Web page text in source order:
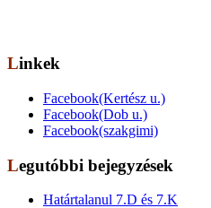
Linkek
Facebook(Kertész u.)
Facebook(Dob u.)
Facebook(szakgimi)
Legutóbbi bejegyzések
Határtalanul 7.D és 7.K